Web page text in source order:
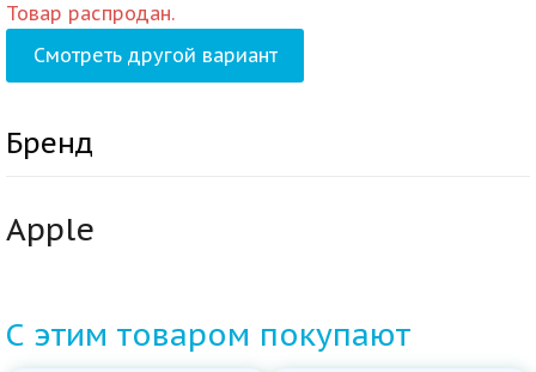
Товар распродан.
Смотреть другой вариант
Бренд
Apple
С этим товаром покупают